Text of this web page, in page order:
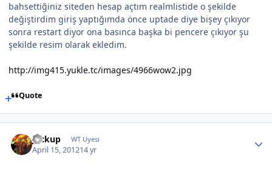
bahsettiğiniz siteden hesap açtım realmlistide o şekilde
değiştirdim giriş yaptığımda önce uptade diye bişey çıkıyor
sonra restart diyor ona basınca başka bi pencere çıkıyor şu
şekilde resim olarak ekledim.
http://img415.yukle.tc/images/4966wow2.jpg
Quote
Jackup WT Uyesi
April 15, 201214 yr